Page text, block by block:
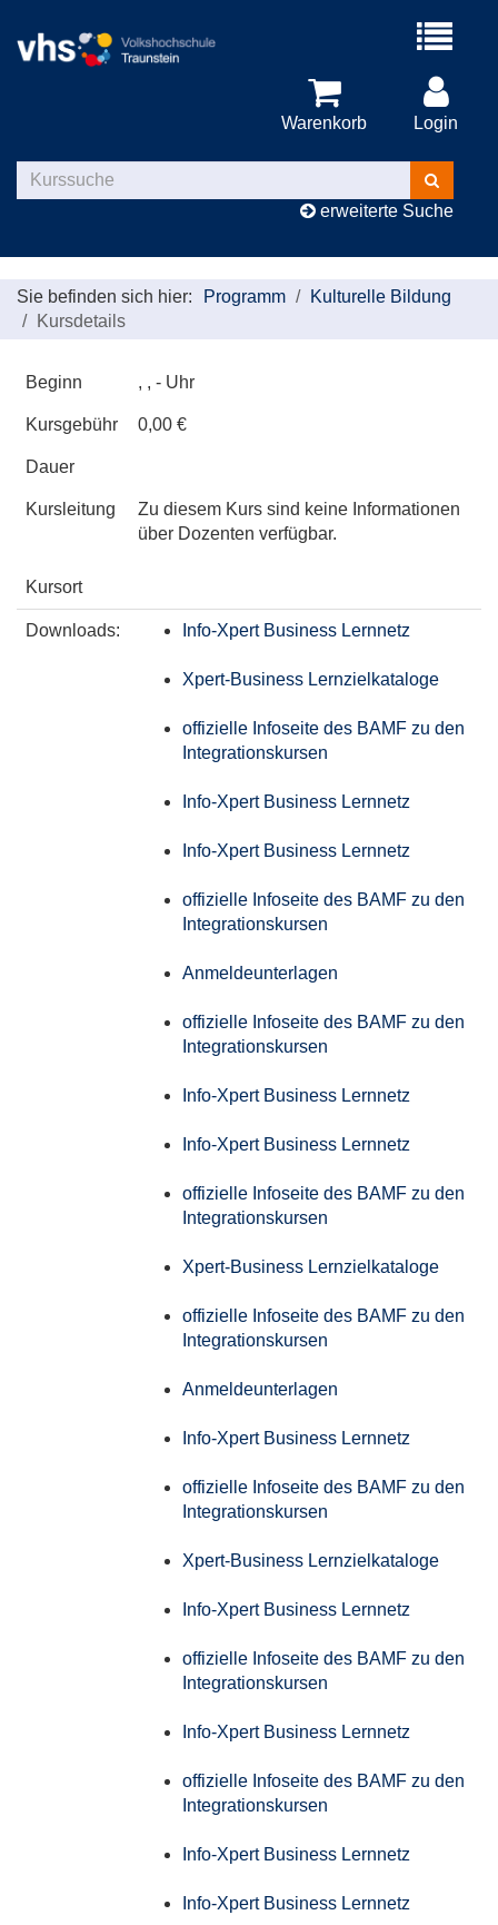
Menü
Warenkorb Login
Kurse
suchen
erweiterte Suche
Sie befinden sich hier: Programm
Kulturelle Bildung
Kursdetails
Beginn , , - Uhr
Kursgebühr 0,00 €
Dauer
Kursleitung
Zu diesem Kurs sind keine Informationen
über Dozenten verfügbar.
Kursort
Downloads: Info-Xpert Business Lernnetz
Xpert-Business Lernzielkataloge
offizielle Infoseite des BAMF zu den
Integrationskursen
Info-Xpert Business Lernnetz
Info-Xpert Business Lernnetz
offizielle Infoseite des BAMF zu den
Integrationskursen
Anmeldeunterlagen
offizielle Infoseite des BAMF zu den
Integrationskursen
Info-Xpert Business Lernnetz
Info-Xpert Business Lernnetz
offizielle Infoseite des BAMF zu den
Integrationskursen
Xpert-Business Lernzielkataloge
offizielle Infoseite des BAMF zu den
Integrationskursen
Anmeldeunterlagen
Info-Xpert Business Lernnetz
offizielle Infoseite des BAMF zu den
Integrationskursen
Xpert-Business Lernzielkataloge
Info-Xpert Business Lernnetz
offizielle Infoseite des BAMF zu den
Integrationskursen
Info-Xpert Business Lernnetz
offizielle Infoseite des BAMF zu den
Integrationskursen
Info-Xpert Business Lernnetz
Info-Xpert Business Lernnetz